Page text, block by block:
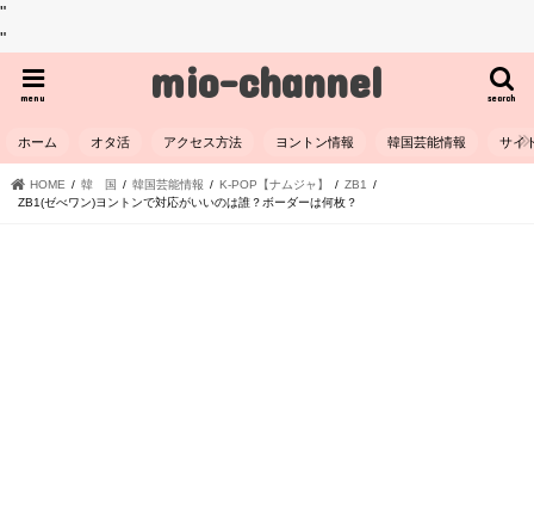
"
"
mio-channel search
menu
ホーム オタ活 アクセス方法 ヨントン情報 韓国芸能情報 サイ
HOME 韓 国 韓国芸能情報 K-POP【ナムジャ】
ZB1
ZB1(ゼべワン)ヨントンで対応がいいのは誰？ボーダーは何枚？